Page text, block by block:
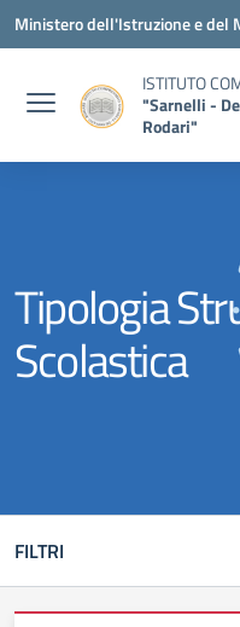
Vai ai contenuti
Vai al menu di navigazione
Vai al footer
Ministero dell'Istruzione e del
ISTITUTO
"Sarnelli -
Rodari"
Tipologia
Scolastica
FILTRI